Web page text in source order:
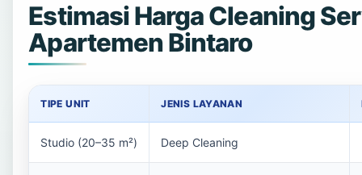
Estimasi Harga Cleaning
Apartemen Bintaro
TIPE UNIT JENIS LAYANAN
Studio (20–35 m²) Deep Cleaning